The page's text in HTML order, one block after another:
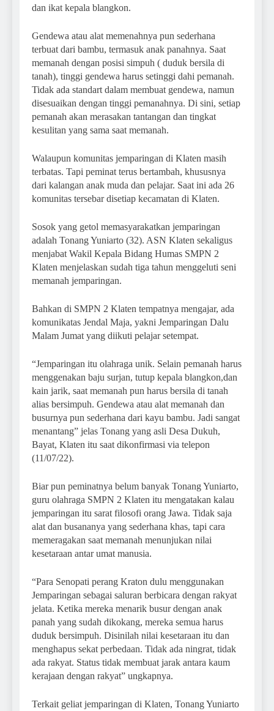
dan ikat kepala blangkon.
Gendewa atau alat memenahnya pun sederhana
terbuat dari bambu, termasuk anak panahnya. Saat
memanah dengan posisi simpuh ( duduk bersila di
tanah), tinggi gendewa harus setinggi dahi pemanah.
Tidak ada standart dalam membuat gendewa, namun
disesuaikan dengan tinggi pemanahnya. Di sini, setiap
pemanah akan merasakan tantangan dan tingkat
kesulitan yang sama saat memanah.
Walaupun komunitas jemparingan di Klaten masih
terbatas. Tapi peminat terus bertambah, khususnya
dari kalangan anak muda dan pelajar. Saat ini ada 26
komunitas tersebar disetiap kecamatan di Klaten.
Sosok yang getol memasyarakatkan jemparingan
adalah Tonang Yuniarto (32). ASN Klaten sekaligus
menjabat Wakil Kepala Bidang Humas SMPN 2
Klaten menjelaskan sudah tiga tahun menggeluti seni
memanah jemparingan.
Bahkan di SMPN 2 Klaten tempatnya mengajar, ada
komunikatas Jendal Maja, yakni Jemparingan Dalu
Malam Jumat yang diikuti pelajar setempat.
“Jemparingan itu olahraga unik. Selain pemanah harus
menggenakan baju surjan, tutup kepala blangkon,dan
kain jarik, saat memanah pun harus bersila di tanah
alias bersimpuh. Gendewa atau alat memanah dan
busurnya pun sederhana dari kayu bambu. Jadi sangat
menantang” jelas Tonang yang asli Desa Dukuh,
Bayat, Klaten itu saat dikonfirmasi via telepon
(11/07/22).
Biar pun peminatnya belum banyak Tonang Yuniarto,
guru olahraga SMPN 2 Klaten itu mengatakan kalau
jemparingan itu sarat filosofi orang Jawa. Tidak saja
alat dan busananya yang sederhana khas, tapi cara
memeragakan saat memanah menunjukan nilai
kesetaraan antar umat manusia.
“Para Senopati perang Kraton dulu menggunakan
Jemparingan sebagai saluran berbicara dengan rakyat
jelata. Ketika mereka menarik busur dengan anak
panah yang sudah dikokang, mereka semua harus
duduk bersimpuh. Disinilah nilai kesetaraan itu dan
menghapus sekat perbedaan. Tidak ada ningrat, tidak
ada rakyat. Status tidak membuat jarak antara kaum
kerajaan dengan rakyat” ungkapnya.
Terkait geliat jemparingan di Klaten, Tonang Yuniarto